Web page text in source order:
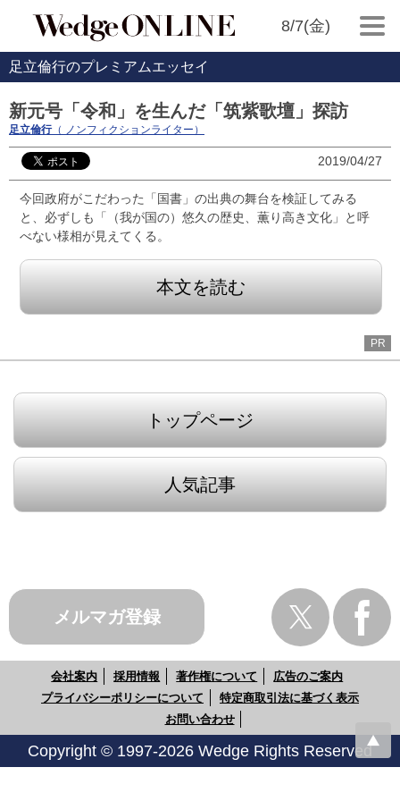
8/7(金)
足立倫行のプレミアムエッセイ
新元号「令和」を生んだ「筑紫歌壇」探訪
足立倫行（ ノンフィクションライター）
2019/04/27
今回政府がこだわった「国書」の出典の舞台を検証してみる
と、必ずしも「（我が国の）悠久の歴史、薫り高き文化」と呼
べない様相が見えてくる。
本文を読む
PR
トップページ
人気記事
メルマガ登録
会社案内 採用情報 著作権について
広告のご案内
プライバシーポリシーについて
特定商取引法に基づく表示
お問い合わせ
Copyright © 1997-2026 Wedge Rights Reserved